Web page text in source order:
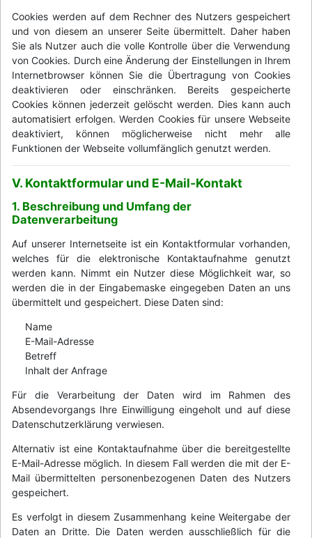
Cookies werden auf dem Rechner des Nutzers gespeichert
und von diesem an unserer Seite übermittelt. Daher haben
Sie als Nutzer auch die volle Kontrolle über die Verwendung
von Cookies. Durch eine Änderung der Einstellungen in Ihrem
Internetbrowser können Sie die Übertragung von Cookies
deaktivieren oder einschränken. Bereits gespeicherte
Cookies können jederzeit gelöscht werden. Dies kann auch
automatisiert erfolgen. Werden Cookies für unsere Webseite
deaktiviert, können möglicherweise nicht mehr alle
Funktionen der Webseite vollumfänglich genutzt werden.
V. Kontaktformular und E-Mail-Kontakt
1. Beschreibung und Umfang der
Datenverarbeitung
Auf unserer Internetseite ist ein Kontaktformular vorhanden,
welches für die elektronische Kontaktaufnahme genutzt
werden kann. Nimmt ein Nutzer diese Möglichkeit war, so
werden die in der Eingabemaske eingegeben Daten an uns
übermittelt und gespeichert. Diese Daten sind:
Name
E-Mail-Adresse
Betreff
Inhalt der Anfrage
Für die Verarbeitung der Daten wird im Rahmen des
Absendevorgangs Ihre Einwilligung eingeholt und auf diese
Datenschutzerklärung verwiesen.
Alternativ ist eine Kontaktaufnahme über die bereitgestellte
E-Mail-Adresse möglich. In diesem Fall werden die mit der E-
Mail übermittelten personenbezogenen Daten des Nutzers
gespeichert.
Es verfolgt in diesem Zusammenhang keine Weitergabe der
Daten an Dritte. Die Daten werden ausschließlich für die